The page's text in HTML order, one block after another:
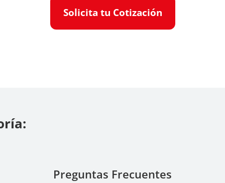
Solicita tu Cotización
Preguntas Frecuentes